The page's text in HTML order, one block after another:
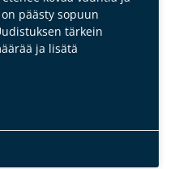
päästy sopuun
tärkein
ja lisätä